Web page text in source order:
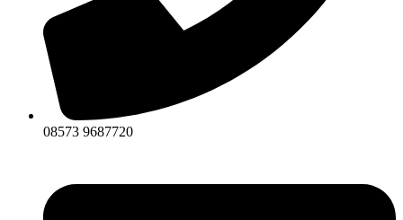
08573 9687720